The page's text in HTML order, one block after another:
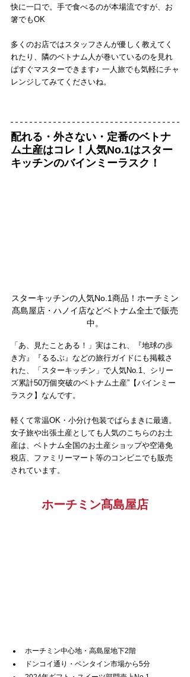
快に一口で。手で食べるのが本場流ですが、お
箸でもOK
多くのお店ではスタッフさんが優しく教えてく
れたり、隣のベトナム人が巻いているのを見れ
ばすぐマスターできます♪ 一人旅でも気軽にチャ
レンジしてみてくださいね。
配れる・外さない・定番のベトナ
ム土産はコレ！人気No.1はスター
キッチンのバインミーラスク！
スターキッチンの人気No.1商品！ホーチミン
髙島屋店・ハノイ店などベトナム全土で販売
中。
「あ、見たことある！」実はこれ、『地球の歩
き方』『るるぶ』などの旅行ガイドにも掲載さ
れた、「スターキッチン」で人気No.1、シリー
ズ累計50万個突破のベトナム土産”【バインミー
ラスク】なんです。
軽くて常温OK・小分け包装でばらまきに最適。
女子旅や出張土産としても人気のこちらのお土
産は、ベトナム全国のお土産ショップや空港免
税店、ファミリーマート等のコンビニでも販売
されています。
ホーチミン髙島屋店
ホーチミン中心地・高島屋地下2階
ドンコイ通り・ベンタイン市場から5分